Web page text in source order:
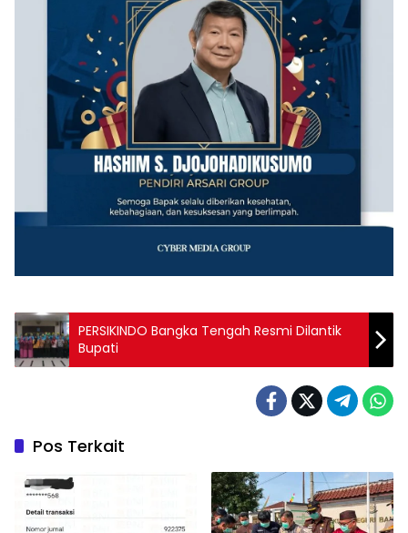
PERSIKINDO Bangka Tengah Resmi Dilantik
Bupati
Pos Terkait